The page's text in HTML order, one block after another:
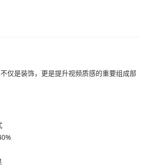
仅是装饰，更是提升视频质感的重要组成部